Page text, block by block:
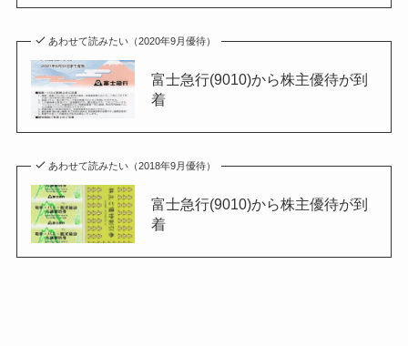
あわせて読みたい（2020年9月優待）
富士急行(9010)から株主優待が到
着
あわせて読みたい（2018年9月優待）
富士急行(9010)から株主優待が到
着